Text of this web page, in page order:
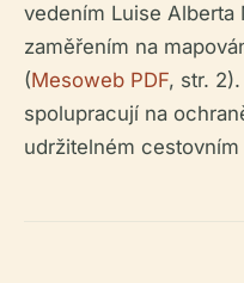
vedením Luise Alberta
zaměřením na
(Mesoweb PDF, str.
spolupracují na
udržitelném